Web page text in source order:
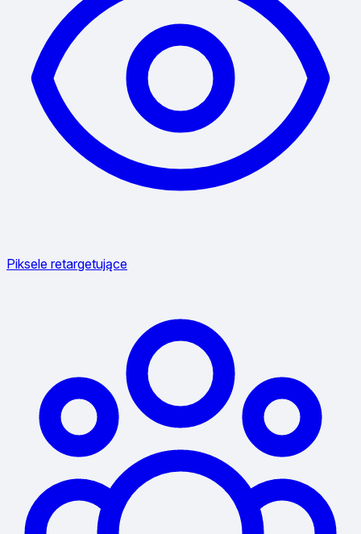
Piksele retargetujące